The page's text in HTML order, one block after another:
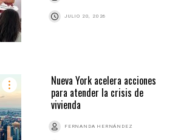
JULIO 20, 2026
Nueva York acelera acciones
para atender la crisis de
vivienda
FERNANDA HERNÁNDEZ